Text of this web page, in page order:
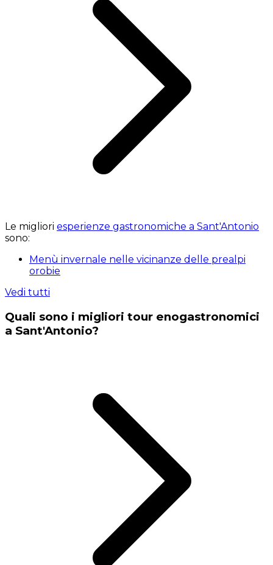
Le migliori esperienze gastronomiche a Sant'Antonio
sono:
Menù invernale nelle vicinanze delle prealpi
orobie
Vedi tutti
Quali sono i migliori tour enogastronomici
a Sant'Antonio?